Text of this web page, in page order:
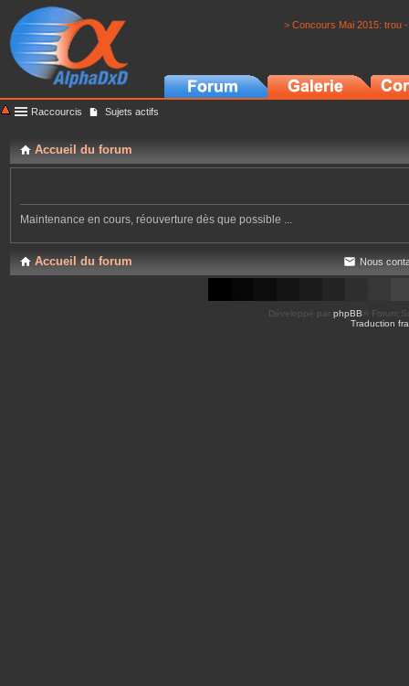
> Concours Mai 2015: trou
Raccourcis Sujets actifs
Accueil du forum
Maintenance en cours, réouverture dès que possible ...
Accueil du forum Nous
Développé par phpBB ® Forum
Traduction